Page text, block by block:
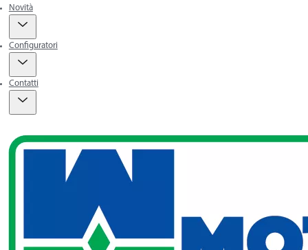
Novità
Configuratori
Contatti